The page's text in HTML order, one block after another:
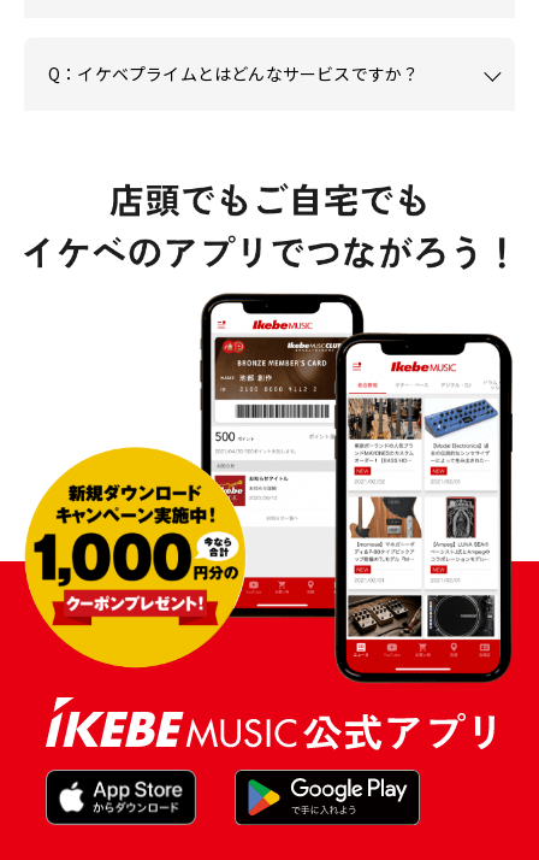
Q：イケベプライムとはどんなサービスですか？